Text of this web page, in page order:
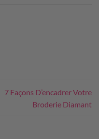
7 Façons D’encadrer Votre
Broderie Diamant